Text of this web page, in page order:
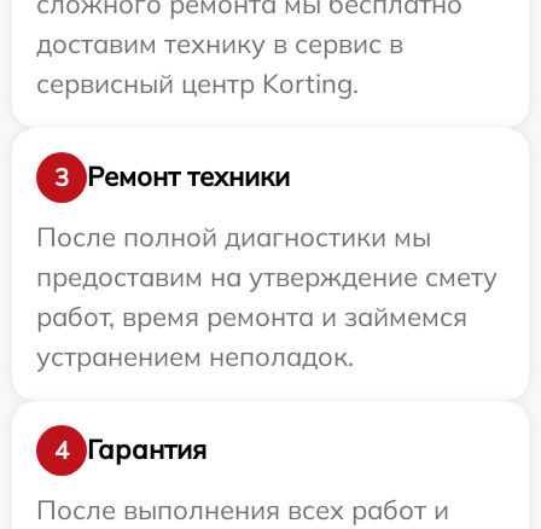
доставим технику в сервис в
сервисный центр Korting.
3
Ремонт техники
После полной диагностики мы
предоставим на утверждение смету
работ, время ремонта и займемся
устранением неполадок.
4
Гарантия
После выполнения всех работ и